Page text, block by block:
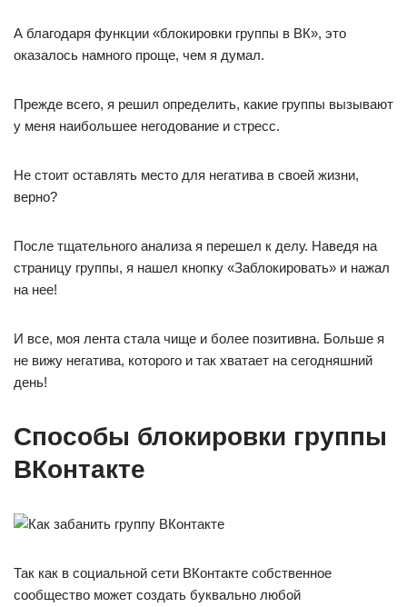
А благодаря функции «блокировки группы в ВК», это
оказалось намного проще, чем я думал.
Прежде всего, я решил определить, какие группы вызывают
у меня наибольшее негодование и стресс.
Не стоит оставлять место для негатива в своей жизни,
верно?
После тщательного анализа я перешел к делу. Наведя на
страницу группы, я нашел кнопку «Заблокировать» и нажал
на нее!
И все, моя лента стала чище и более позитивна. Больше я
не вижу негатива, которого и так хватает на сегодняшний
день!
Способы блокировки группы
ВКонтакте
Так как в социальной сети ВКонтакте собственное
сообщество может создать буквально любой